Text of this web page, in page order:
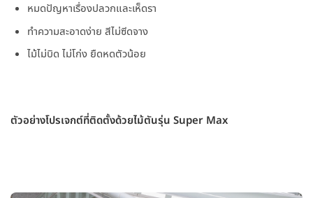
หมดปัญหาเรื่องปลวกและเห็ดรา
ทำความสะอาดง่าย สีไม่ซีดจาง
ไม้ไม่บิด ไม่โก่ง ยืดหดตัวน้อย
ตัวอย่างโปรเจกต์ที่ติดตั้งด้วยไม้ตันรุ่น Super Max